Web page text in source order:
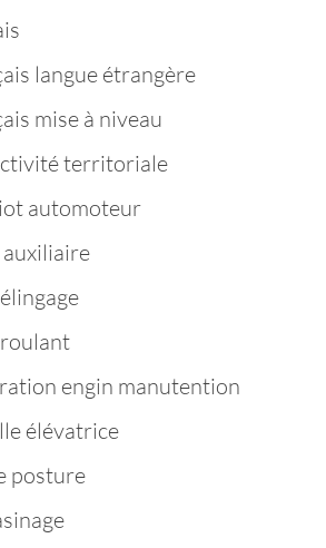
langue étrangère
mise à niveau
territoriale
automoteur
engin manutention
élévatrice
posture